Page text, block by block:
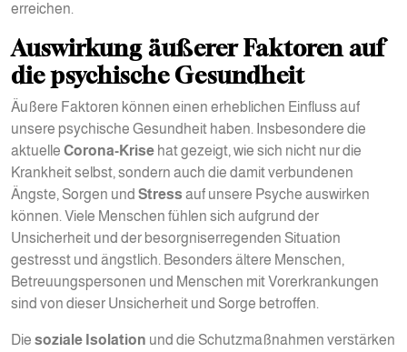
erreichen.
Auswirkung äußerer Faktoren auf
die psychische Gesundheit
Äußere Faktoren können einen erheblichen Einfluss auf
unsere psychische Gesundheit haben. Insbesondere die
aktuelle Corona-Krise hat gezeigt, wie sich nicht nur die
Krankheit selbst, sondern auch die damit verbundenen
Ängste, Sorgen und Stress auf unsere Psyche auswirken
können. Viele Menschen fühlen sich aufgrund der
Unsicherheit und der besorgniserregenden Situation
gestresst und ängstlich. Besonders ältere Menschen,
Betreuungspersonen und Menschen mit Vorerkrankungen
sind von dieser Unsicherheit und Sorge betroffen.
Die soziale Isolation und die Schutzmaßnahmen verstärken